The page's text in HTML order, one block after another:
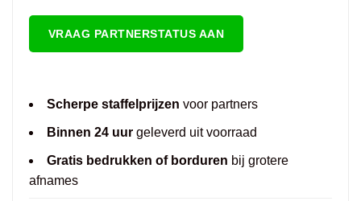
VRAAG PARTNERSTATUS AAN
Scherpe staffelprijzen voor partners
Binnen 24 uurgeleverd uit voorraad
Gratis bedrukken of borduren bij grotere
afnames